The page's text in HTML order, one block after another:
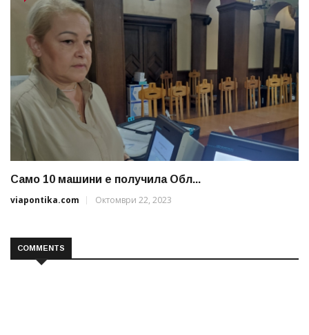
Само 10 машини е получила Обл...
viapontika.com
Октомври 22, 2023
COMMENTS